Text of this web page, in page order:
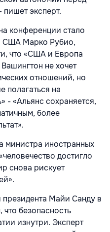
эксперт.
конференции стало
США Марко Рубио,
что «США и Европа
не хочет
отношений, но
полагаться на
- «Альянс сохраняется,
более
министра иностранных
достигло
снова рискует
президента Майи Санду в
безопасность
изнутри. Эксперт